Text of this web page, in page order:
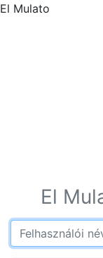
El Mulato
El
Username